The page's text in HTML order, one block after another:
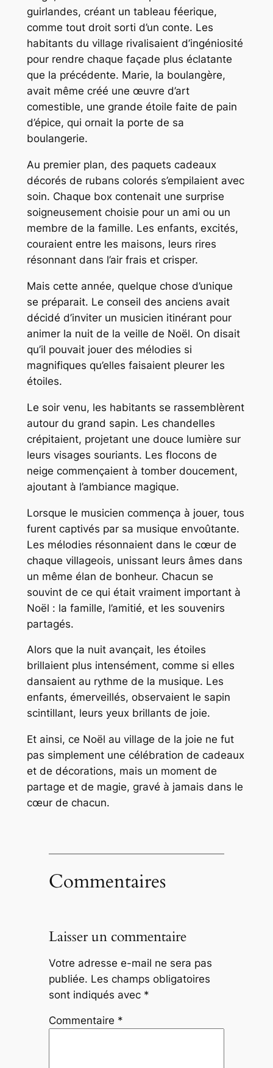
guirlandes, créant un tableau féerique,
comme tout droit sorti d’un conte. Les
habitants du village rivalisaient d’ingéniosité
pour rendre chaque façade plus éclatante
que la précédente. Marie, la boulangère,
avait même créé une œuvre d’art
comestible, une grande étoile faite de pain
d’épice, qui ornait la porte de sa
boulangerie.
Au premier plan, des paquets cadeaux
décorés de rubans colorés s’empilaient avec
soin. Chaque box contenait une surprise
soigneusement choisie pour un ami ou un
membre de la famille. Les enfants, excités,
couraient entre les maisons, leurs rires
résonnant dans l’air frais et crisper.
Mais cette année, quelque chose d’unique
se préparait. Le conseil des anciens avait
décidé d’inviter un musicien itinérant pour
animer la nuit de la veille de Noël. On disait
qu’il pouvait jouer des mélodies si
magnifiques qu’elles faisaient pleurer les
étoiles.
Le soir venu, les habitants se rassemblèrent
autour du grand sapin. Les chandelles
crépitaient, projetant une douce lumière sur
leurs visages souriants. Les flocons de
neige commençaient à tomber doucement,
ajoutant à l’ambiance magique.
Lorsque le musicien commença à jouer, tous
furent captivés par sa musique envoûtante.
Les mélodies résonnaient dans le cœur de
chaque villageois, unissant leurs âmes dans
un même élan de bonheur. Chacun se
souvint de ce qui était vraiment important à
Noël : la famille, l’amitié, et les souvenirs
partagés.
Alors que la nuit avançait, les étoiles
brillaient plus intensément, comme si elles
dansaient au rythme de la musique. Les
enfants, émerveillés, observaient le sapin
scintillant, leurs yeux brillants de joie.
Et ainsi, ce Noël au village de la joie ne fut
pas simplement une célébration de cadeaux
et de décorations, mais un moment de
partage et de magie, gravé à jamais dans le
cœur de chacun.
Commentaires
Laisser un commentaire
Votre adresse e-mail ne sera pas
publiée. Les champs obligatoires
sont indiqués avec *
Commentaire *